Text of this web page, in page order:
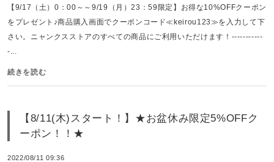
【9/17（土）0：00～～9/19（月）23：59限定】お得な10%OFFクーポン
をプレゼント♪商品購入画面でクーポンコード≪keirou123≫を入力して下
さい。ニャンクスストアのすべての商品にご利用いただけます！-----------
-...
続きを読む
【8/11(木)スタート！】★お盆休み限定5%OFFク
ーポン！！★
2022/08/11 09:36